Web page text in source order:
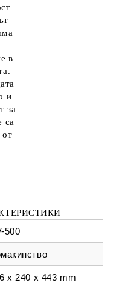
в
и
за
са
от
500
x 240 x 443 mm